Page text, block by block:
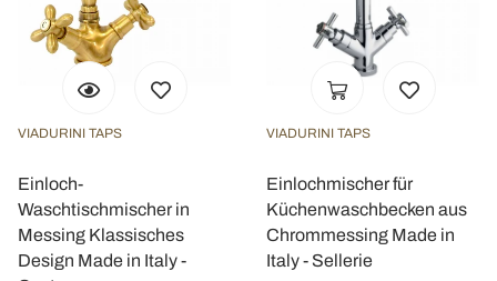
VIADURINI TAPS
Einloch-
Waschtischmischer in
Messing Klassisches
Design Made in Italy -
VIADURINI TAPS
Einlochmischer für
Küchenwaschbecken aus
Chrommessing Made in
Italy - Sellerie